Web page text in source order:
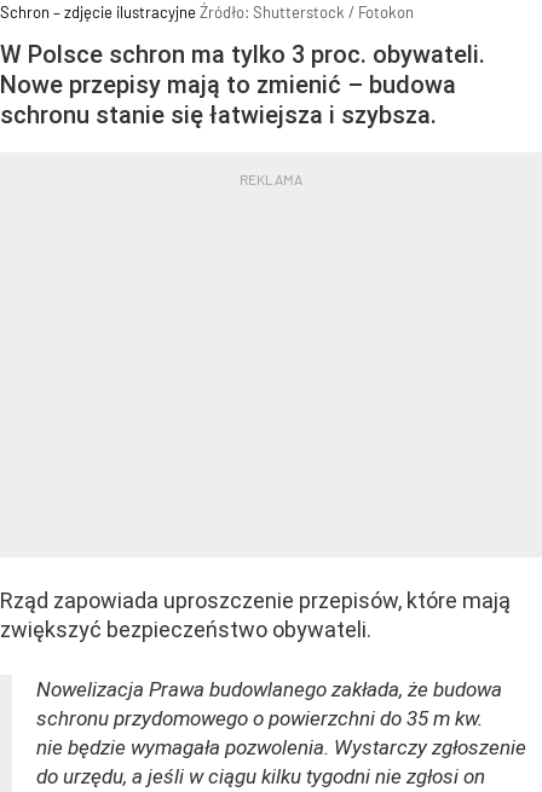
Schron – zdjęcie ilustracyjneŹródło: Shutterstock / Fotokon
W Polsce schron ma tylko 3 proc. obywateli.
Nowe przepisy mają to zmienić – budowa
schronu stanie się łatwiejsza i szybsza.
Rząd zapowiada uproszczenie przepisów, które mają
zwiększyć bezpieczeństwo obywateli.
Nowelizacja Prawa budowlanego zakłada, że budowa
schronu przydomowego o powierzchni do 35 m kw.
nie będzie wymagała pozwolenia. Wystarczy zgłoszenie
do urzędu, a jeśli w ciągu kilku tygodni nie zgłosi on